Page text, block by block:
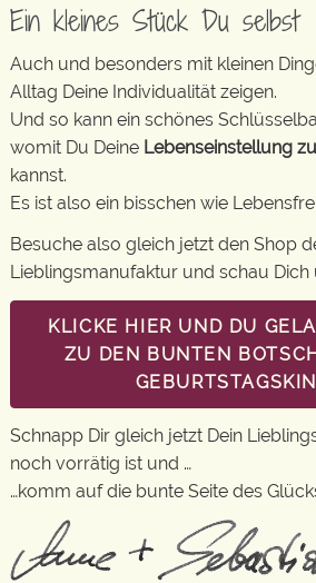
Ein kleines Stück Du selbst
Auch und besonders mit kleinen
Alltag Deine Individualität zeigen.
Und so kann ein schönes
womit Du Deine Lebenseinstellung
kannst.
Es ist also ein bisschen wie
Besuche also gleich jetzt den Shop
Lieblingsmanufaktur und schau Dich
KLICKE HIER UND DU
ZU DEN BUNTEN
Schnapp Dir gleich jetzt Dein
noch vorrätig ist und …
…komm auf die bunte Seite des